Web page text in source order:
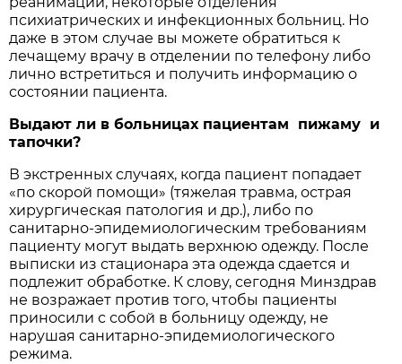
психиатрических и инфекционных больниц. Но
даже в этом случае вы можете обратиться к
лечащему врачу в отделении по телефону либо
лично встретиться и получить информацию о
состоянии пациента.
Выдают ли в больницах пациентам пижаму и
тапочки?
В экстренных случаях, когда пациент попадает
«по скорой помощи» (тяжелая травма, острая
хирургическая патология и др.), либо по
санитарно-эпидемиологическим требованиям
пациенту могут выдать верхнюю одежду. После
выписки из стационара эта одежда сдается и
подлежит обработке. К слову, сегодня Минздрав
не возражает против того, чтобы пациенты
приносили с собой в больницу одежду, не
нарушая санитарно-эпидемиологического
режима.